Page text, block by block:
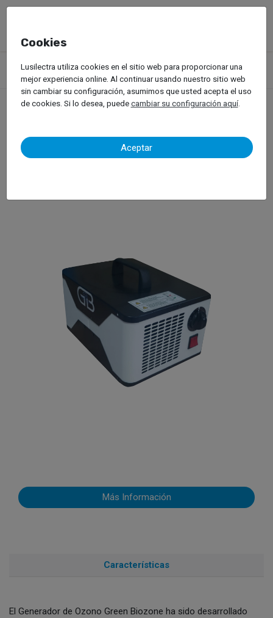
Productos Equipos de Taller
Generadores de Ozono
Green Biozone Model 2
Green Biozone Model 2
Más Información
Características
El Generador de Ozono Green Biozone ha sido desarrollado
Cookies
Lusilectra utiliza cookies en el sitio web para proporcionar una
mejor experiencia online. Al continuar usando nuestro sitio web
sin cambiar su configuración, asumimos que usted acepta el uso
de cookies. Si lo desea, puedecambiar su configuración aquí.
Aceptar